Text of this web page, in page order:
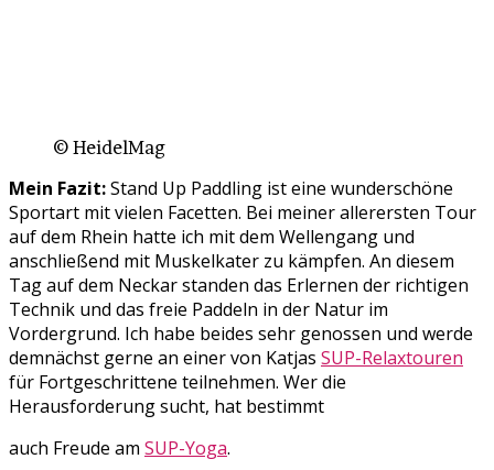
© HeidelMag
Mein Fazit:Stand Up Paddling ist eine wunderschöne
Sportart mit vielen Facetten. Bei meiner allerersten Tour
auf dem Rhein hatte ich mit dem Wellengang und
anschließend mit Muskelkater zu kämpfen. An diesem
Tag auf dem Neckar standen das Erlernen der richtigen
Technik und das freie Paddeln in der Natur im
Vordergrund. Ich habe beides sehr genossen und werde
demnächst gerne an einer von Katjas SUP-Relaxtouren
für Fortgeschrittene teilnehmen. Wer die
Herausforderung sucht, hat bestimmt
auch Freude am SUP-Yoga.